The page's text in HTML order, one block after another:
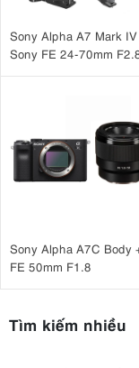
Sony Alpha A7 Mark
Sony FE 24-70mm
Sony Alpha A7C Body
FE 50mm F1.8
Tìm kiếm nhiều